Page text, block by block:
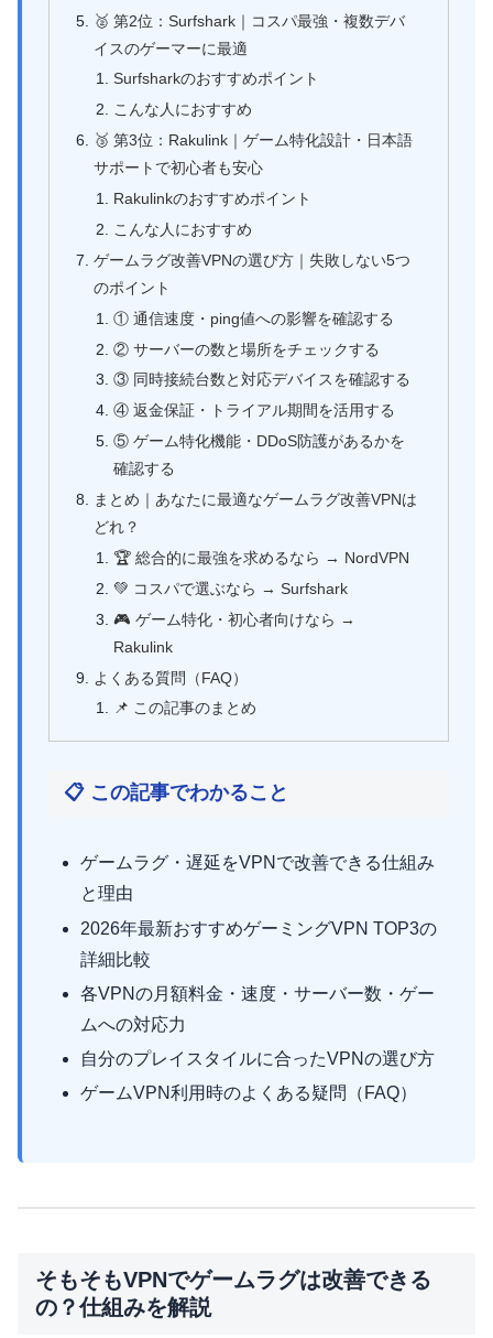
🥈 第2位：Surfshark｜コスパ最強・複数デバ
イスのゲーマーに最適
Surfsharkのおすすめポイント
こんな人におすすめ
🥉 第3位：Rakulink｜ゲーム特化設計・日本語
サポートで初心者も安心
Rakulinkのおすすめポイント
こんな人におすすめ
ゲームラグ改善VPNの選び方｜失敗しない5つ
のポイント
① 通信速度・ping値への影響を確認する
② サーバーの数と場所をチェックする
③ 同時接続台数と対応デバイスを確認する
④ 返金保証・トライアル期間を活用する
⑤ ゲーム特化機能・DDoS防護があるかを
確認する
まとめ｜あなたに最適なゲームラグ改善VPNは
どれ？
🏆 総合的に最強を求めるなら → NordVPN
💚 コスパで選ぶなら → Surfshark
🎮 ゲーム特化・初心者向けなら →
Rakulink
よくある質問（FAQ）
📌 この記事のまとめ
📋 この記事でわかること
ゲームラグ・遅延をVPNで改善できる仕組み
と理由
2026年最新おすすめゲーミングVPN TOP3の
詳細比較
各VPNの月額料金・速度・サーバー数・ゲー
ムへの対応力
自分のプレイスタイルに合ったVPNの選び方
ゲームVPN利用時のよくある疑問（FAQ）
そもそもVPNでゲームラグは改善できる
の？仕組みを解説